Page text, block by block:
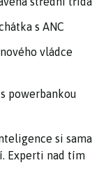
s ANC
vládce
powerbankou
si sama
Experti nad tím